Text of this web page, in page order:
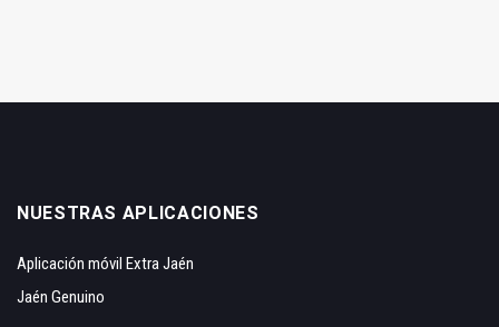
NUESTRAS APLICACIONES
Aplicación móvil Extra Jaén
Jaén Genuino